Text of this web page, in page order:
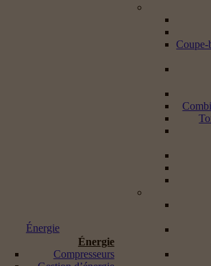
Énergie
Énergie
Compresseurs
Coupe-